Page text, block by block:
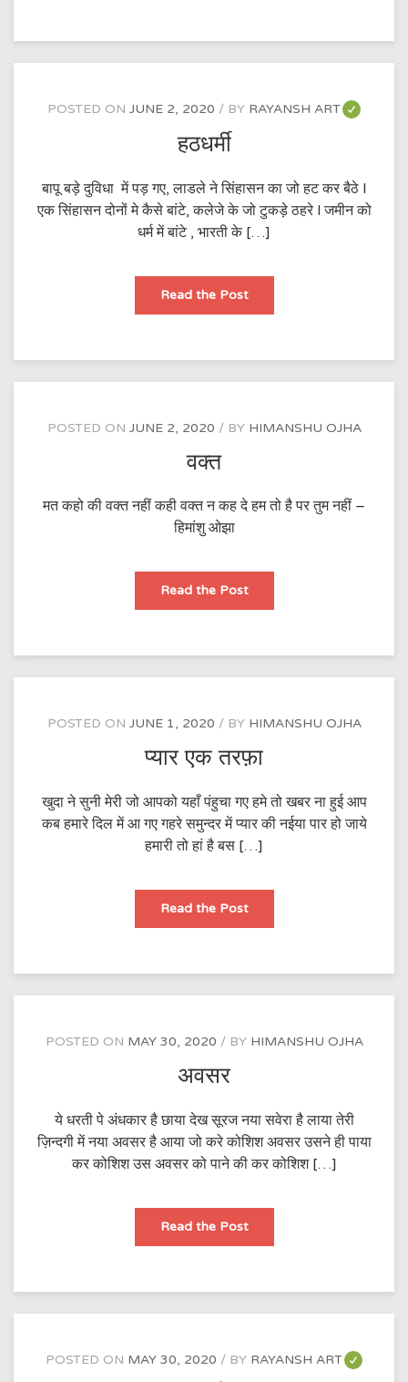
POSTED ON JUNE 2, 2020 BY RAYANSH ART
हठधर्मी
बापू बड़े दुविधा में पड़ गए, लाडले ने सिंहासन का जो हट कर बैठे l
एक सिंहासन दोनों मे कैसे बांटे, कलेजे के जो टुकड़े ठहरे l जमीन को
धर्म में बांटे , भारती के […]
Read the Postहठधर्मी
POSTED ON JUNE 2, 2020 BY HIMANSHU OJHA
वक्त
मत कहो की वक्त नहीं कही वक्त न कह दे हम तो है पर तुम नहीं –
हिमांशु ओझा
Read the Postवक्त
POSTED ON JUNE 1, 2020 BY HIMANSHU OJHA
प्यार एक तरफ़ा
खुदा ने सुनी मेरी जो आपको यहाँ पंहुचा गए हमे तो खबर ना हुई आप
कब हमारे दिल में आ गए गहरे समुन्दर में प्यार की नईया पार हो जाये
हमारी तो हां है बस […]
Read the Postप्यार
तरफ़ा
POSTED ON MAY 30, 2020 BY HIMANSHU OJHA
अवसर
ये धरती पे अंधकार है छाया देख सूरज नया सवेरा है लाया तेरी
ज़िन्दगी में नया अवसर है आया जो करे कोशिश अवसर उसने ही पाया
कर कोशिश उस अवसर को पाने की कर कोशिश […]
Read the Postअवसर
POSTED ON MAY 30, 2020 BY RAYANSH ART